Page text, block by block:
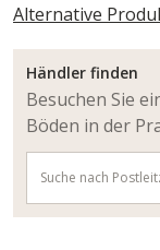
Alternative
Händler finden
Besuchen Sie
Böden in der